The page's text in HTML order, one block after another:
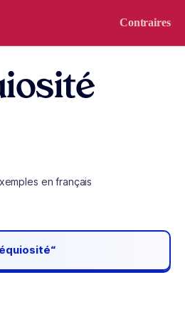
Contraires
en français